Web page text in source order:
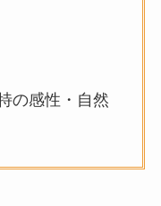
の感性・自然